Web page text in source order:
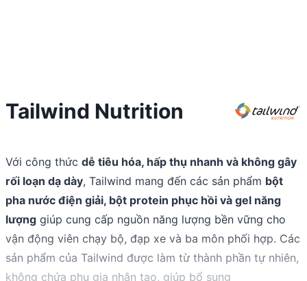
Tailwind Nutrition
Với công thức dễ tiêu hóa, hấp thụ nhanh và không gây
rối loạn dạ dày, Tailwind mang đến các sản phẩm bột
pha nước điện giải, bột protein phục hồi và gel năng
lượng giúp cung cấp nguồn năng lượng bền vững cho
vận động viên chạy bộ, đạp xe và ba môn phối hợp. Các
sản phẩm của Tailwind được làm từ thành phần tự nhiên,
không chứa phụ gia nhân tạo, giúp bổ sung